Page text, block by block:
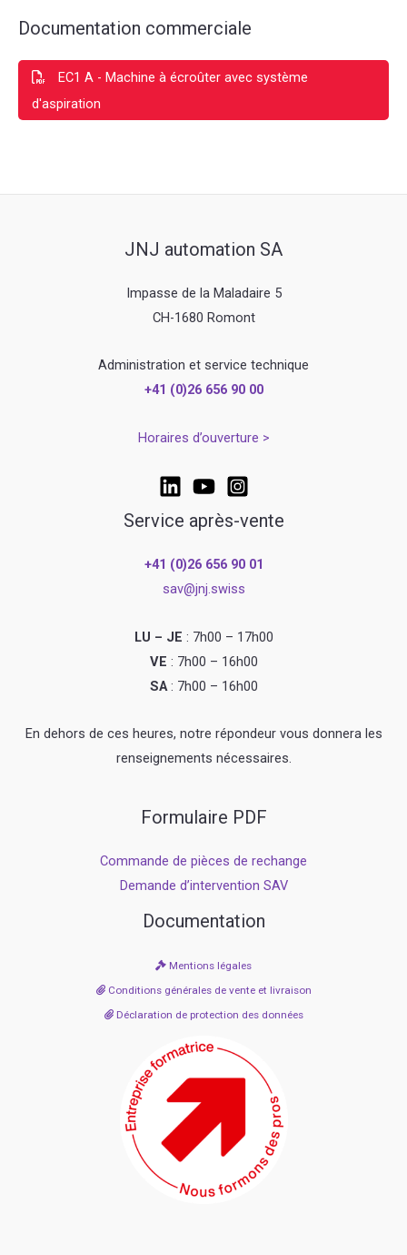
Documentation commerciale
EC1 A - Machine à écroûter avec système
d'aspiration
JNJ automation SA
Impasse de la Maladaire 5
CH-1680 Romont
Administration et service technique
+41 (0)26 656 90 00
Horaires d’ouverture >
Service après-vente
+41 (0)26 656 90 01
sav@jnj.swiss
LU – JE : 7h00 – 17h00
VE : 7h00 – 16h00
SA: 7h00 – 16h00
En dehors de ces heures, notre répondeur vous donnera les
renseignements nécessaires.
Formulaire PDF
Commande de pièces de rechange
Demande d’intervention SAV
Documentation
Mentions légales
Conditions générales de vente et livraison
Déclaration de protection des données